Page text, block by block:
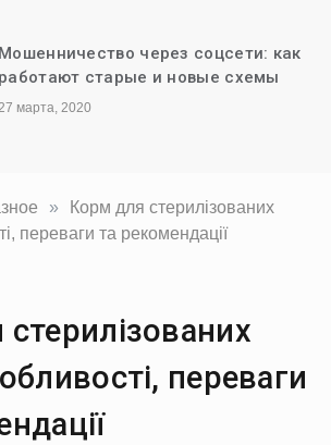
Мошенничество через соцсети: как
работают старые и новые схемы
27 марта, 2020
»
Корм для стерилізованих
переваги та рекомендації
переваги